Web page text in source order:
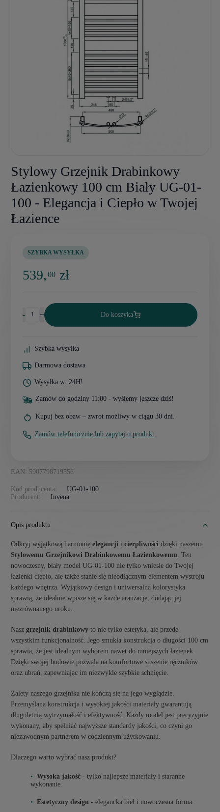
Stylowy Grzejnik Drabinkowy
Łazienkowy 100 cm Biały UG-01-
100 - Elegancja i Ciepło w Twojej
Łazience
EAN: 5907798719556
Kod producenta:
UG-01-100
Producent:
Invena
SZYBKA WYSYŁKA
539,00 zł
- + Do koszyka
Szybka wysyłka
Darmowa dostawa
Wysyłka w: 24H!
Zamów do godziny 11:00 - wyślemy jeszcze dziś!
Kupuj bez obaw – zwrot możliwy w ciągu 30 dni.
Zamów telefonicznie lub zapytaj o produkt
Opis produktu
Odkryj wyjątkową harmonięelegancji icierpliwości dzięki naszemu
Stylowemu Grzejnikowi Drabinkowemu Łazienkowemu . Ten
nowoczesny, biały model UG-01-100 nie tylko wniesie do Twojej
łazienki ciepło, ale także stanie się nieodłącznym elementem wystroju
każdego wnętrza. Wyjątkowy design i uniwersalna kolorystyka
sprawią, że idealnie wpisze się w każde aranżacje, dodając jej
niezrównanego uroku.
Naszgrzejnik drabinkowy to nie tylko estetyka, ale przede
wszystkim funkcjonalność. Jego smukła konstrukcja o długości 100 cm
sprawia, że jest idealnym wyborem nawet do mniejszych łazienek.
Dzięki swojej budowie pozwala na komfortowe suszenie ręczników
oraz ubrań, zapewniając im niezwykle szybkie schnięcie.
Zalety naszego grzejnika nie kończą się na jego wyglądzie.
Przemyślana konstrukcja i wysokiej jakości materiały gwarantują
długoletnią wytrzymałość i efektywność. Każdy model jest precyzyjnie
wykonany, aby spełniać najwyższe standardy jakości, co czyni go
niezawodnym partnerem w codziennym użytkowaniu.
Dlaczego warto wybrać nasz produkt?
Wysoka jakość - tylko najlepsze materiały i staranne
wykonanie.
Estetyczny design - elegancka biel i nowoczesna forma.